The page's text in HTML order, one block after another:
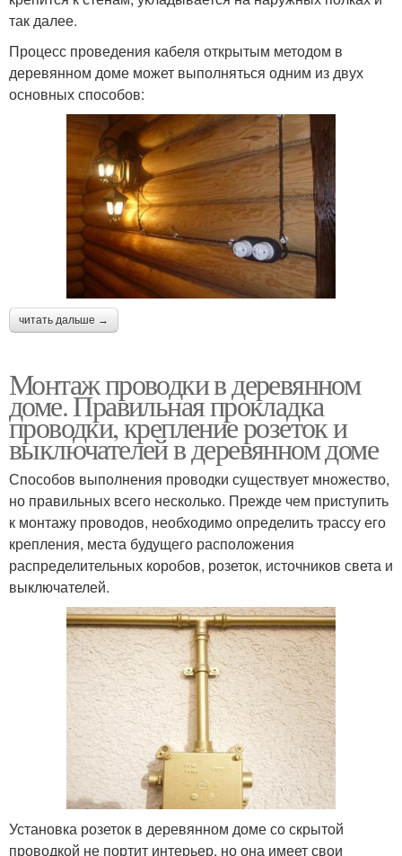
так далее.
Процесс проведения кабеля открытым методом в
деревянном доме может выполняться одним из двух
основных способов:
читать дальше →
Монтаж проводки в деревянном
доме. Правильная прокладка
проводки, крепление розеток и
выключателей в деревянном доме
Способов выполнения проводки существует множество,
но правильных всего несколько. Прежде чем приступить
к монтажу проводов, необходимо определить трассу его
крепления, места будущего расположения
распределительных коробов, розеток, источников света и
выключателей.
Установка розеток в деревянном доме со скрытой
проводкой не портит интерьер, но она имеет свои